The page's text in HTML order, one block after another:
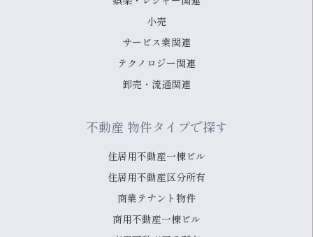
不動産 物件タイプで探す
住居用不動産一棟ビル
住居用不動産区分所有
商業テナント物件
商用不動産一棟ビル
小売
サービス業関連
テクノロジー関連
卸売・流通関連